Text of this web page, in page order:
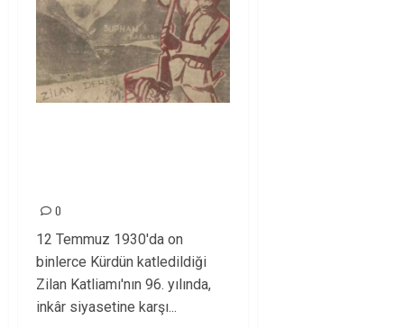
0
12 Temmuz 1930'da on
binlerce Kürdün katledildiği
Zilan Katliamı'nın 96. yılında,
inkâr siyasetine karşı...